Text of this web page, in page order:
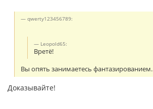
qwerty123456789:
Leopold65:
Вретё!
Вы опять занимаетесь фантазированием.
Доказывайте!